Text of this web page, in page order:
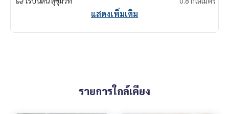
แสดงเพิ่มเติม
รายการใกล้เคียง